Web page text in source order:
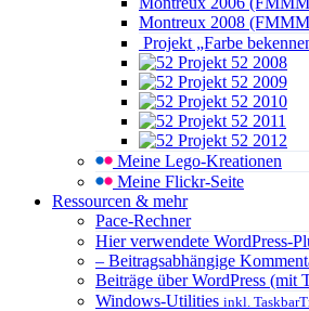
Montreux 2008
Projekt „Farbe
Projekt 52 2008
Projekt 52 2009
Projekt 52 2010
Projekt 52 2011
Projekt 52 2012
Meine Lego-Kreationen
Meine Flickr-Seite
Ressourcen & mehr
Pace-Rechner
Hier verwendete WordPress-
– Beitragsabhängige
Beiträge über WordPress (mit
Windows-Utilities inkl.